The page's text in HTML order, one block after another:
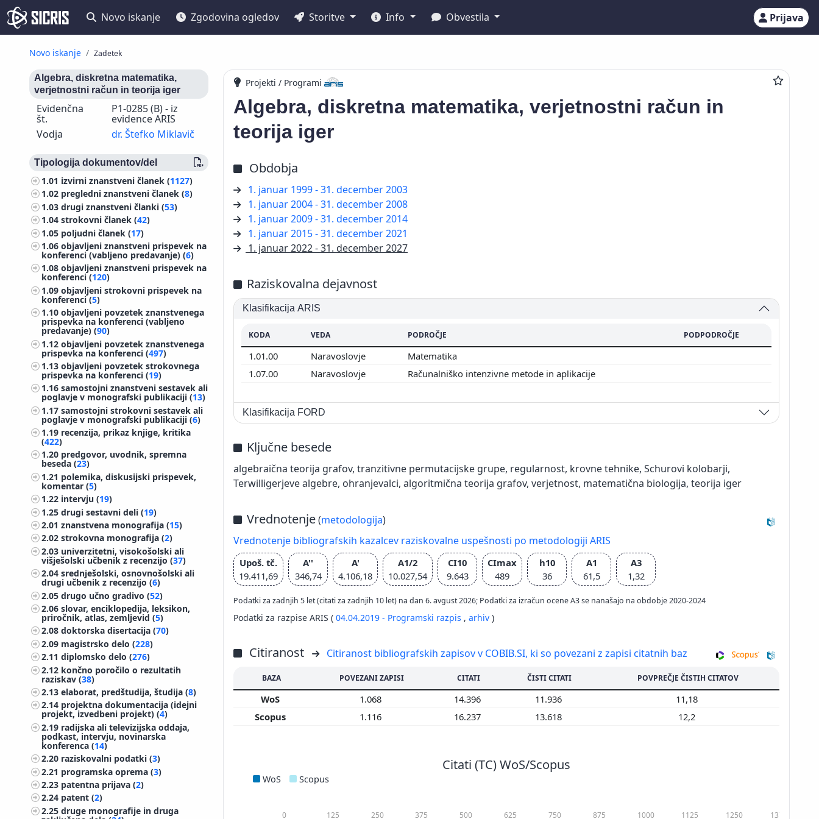
Novo iskanje Zgodovina ogledov Storitve Info Obvestila Prijava
Novo iskanje Zadetek
Algebra, diskretna matematika,
verjetnostni račun in teorija iger
Evidenčna
št.
P1-0285 (B) - iz
evidence ARIS
Vodja
dr. Štefko Miklavič
Tipologija dokumentov/del
1.01 izvirni znanstveni članek (1127)
1.02 pregledni znanstveni članek (8)
1.03drugi znanstveni članki (53)
1.04strokovni članek (42)
1.05 poljudni članek (17)
1.06objavljeni znanstveni prispevek na
konferenci (vabljeno predavanje) (6)
1.08objavljeni znanstveni prispevek na
konferenci (120)
1.09objavljeni strokovni prispevek na
konferenci (5)
1.10objavljeni povzetek znanstvenega
prispevka na konferenci (vabljeno
predavanje) (90)
1.12objavljeni povzetek znanstvenega
prispevka na konferenci (497)
1.13objavljeni povzetek strokovnega
prispevka na konferenci (19)
1.16samostojni znanstveni sestavek ali
poglavje v monografski publikaciji (13)
1.17samostojni strokovni sestavek ali
poglavje v monografski publikaciji (6)
1.19 recenzija, prikaz knjige, kritika
(422)
1.20 predgovor, uvodnik, spremna
beseda (23)
1.21 polemika, diskusijski prispevek,
komentar (5)
1.22 intervju (19)
1.25drugi sestavni deli (19)
2.01znanstvena monografija (15)
2.02strokovna monografija (2)
2.03 univerzitetni, visokošolski ali
višješolski učbenik z recenzijo (37)
2.04srednješolski, osnovnošolski ali
drugi učbenik z recenzijo (6)
2.05drugo učno gradivo (52)
2.06slovar, enciklopedija, leksikon,
priročnik, atlas, zemljevid (5)
2.08doktorska disertacija (70)
2.09 magistrsko delo (228)
2.11diplomsko delo (276)
2.12 končno poročilo o rezultatih
raziskav (38)
2.13elaborat, predštudija, študija (8)
2.14 projektna dokumentacija (idejni
projekt, izvedbeni projekt) (4)
2.19 radijska ali televizijska oddaja,
podkast, intervju, novinarska
konferenca (14)
2.20 raziskovalni podatki (3)
2.21 programska oprema (3)
2.23 patentna prijava (2)
2.24 patent (2)
2.25druge monografije in druga
Projekti / Programi
Algebra, diskretna matematika, verjetnostni račun in
teorija iger
Obdobja
1. januar 1999 - 31. december 2003
1. januar 2004 - 31. december 2008
1. januar 2009 - 31. december 2014
1. januar 2015 - 31. december 2021
1. januar 2022 - 31. december 2027
Raziskovalna dejavnost
Klasifikacija ARIS
KODA VEDA PODROČJE PODPODROČJE
1.01.00 Naravoslovje
Matematika
1.07.00
Naravoslovje Računalniško intenzivne metode in aplikacije
Klasifikacija FORD
Ključne besede
algebraična teorija grafov, tranzitivne permutacijske grupe, regularnost, krovne tehnike, Schurovi kolobarji,
Terwilligerjeve algebre, ohranjevalci, algoritmična teorija grafov, verjetnost, matematična biologija, teorija iger
Vrednotenje(metodologija)
Vrednotenje bibliografskih kazalcev raziskovalne uspešnosti po metodologiji ARIS
Upoš. tč.
19.411,69
A''
346,74
A'
4.106,18
A1/2
10.027,54
CI10
9.643
CImax
489
h10
36
A1
61,5
A3
1,32
Podatki za zadnjih 5 let (citati za zadnjih 10 let) na dan 6. avgust 2026; Podatki za izračun ocene A3 se nanašajo na obdobje 2020-2024
Podatki za razpise ARIS ( 04.04.2019 - Programski razpis , arhiv )
Citiranost Citiranost bibliografskih zapisov v COBIB.SI, ki so povezani z zapisi citatnih baz
BAZA POVEZANI ZAPISI CITATI ČISTI CITATI POVPREČJE ČISTIH CITATOV
WoS 1.068 14.396 11.936
11,18
Scopus
1.116 16.237 13.618 12,2
Citati (TC) WoS/Scopus
WoS Scopus
0 125 250 375 500 625 750 875 1000 1125 1250 1375